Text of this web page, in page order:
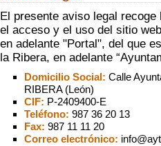
El presente aviso legal
el acceso y el uso del sitio
en adelante "Portal", del que
la Ribera, en adelante
Domicilio Social: Calle
RIBERA (León)
CIF: P-2409400-E
Teléfono: 987 36 20 13
Fax: 987 11 11 20
Correo electrónico: